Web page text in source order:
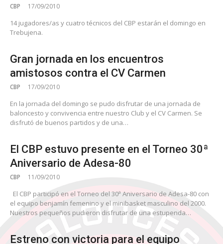
CBP 17/09/2010
14 jugadores/as y cuatro técnicos del CBP estarán el domingo en
Trebujena.
Gran jornada en los encuentros
amistosos contra el CV Carmen
CBP 17/09/2010
En la jornada del domingo se pudo disfrutar de una jornada de
baloncesto y convivencia entre nuestro Club y el CV Carmen. Se
disfrutó de buenos partidos y de una…
El CBP estuvo presente en el Torneo 30ª
Aniversario de Adesa-80
CBP 11/09/2010
El CBP participó en el Torneo del 30ª Aniversario de Adesa-80 con
el equipo benjamín femenino y el minibasket masculino del 2000.
Nuestros pequeños pudieron disfrutar de una estupenda…
Estreno con victoria para el equipo